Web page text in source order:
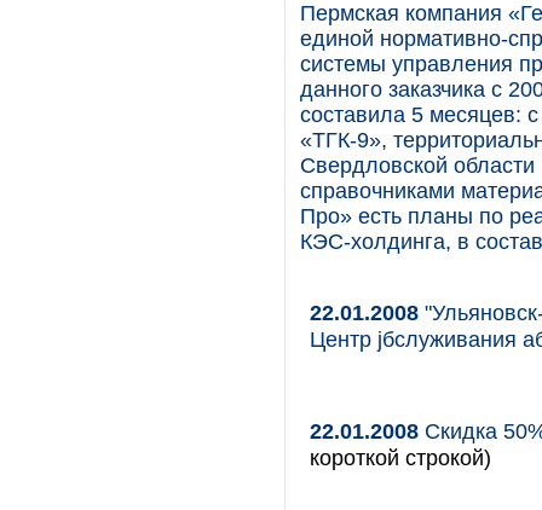
Пермская компания
единой нормативно-
системы управления
данного заказчика с
составила 5 месяцев:
«ТГК-9»,
Свердловской
справочниками
Про» есть планы по
КЭС-холдинга, в
22.01.2008
Центр jбслуживания
22.01.2008 Скидка
короткой строкой)